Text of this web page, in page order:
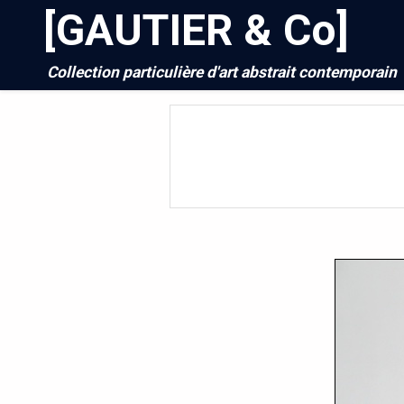
[GAUTIER & Co]
Collection particulière d'art abstrait contemporain